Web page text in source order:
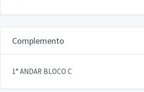
Complemento
1° ANDAR BLOCO C